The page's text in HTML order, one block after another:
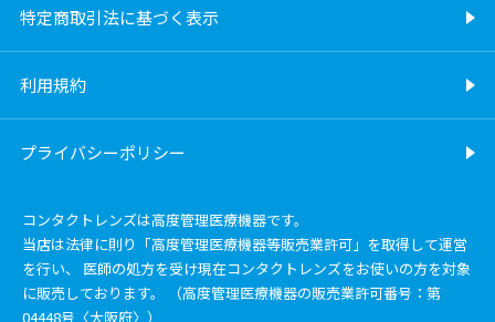
特定商取引法に基づく表示
利用規約
プライバシーポリシー
コンタクトレンズは高度管理医療機器です。
当店は法律に則り「高度管理医療機器等販売業許可」を取得して運営
を行い、 医師の処方を受け現在コンタクトレンズをお使いの方を対象
に販売しております。 （高度管理医療機器の販売業許可番号：第
04448号〈大阪府〉）